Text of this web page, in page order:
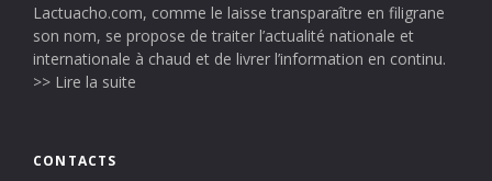
Lactuacho.com, comme le laisse transparaître en filigrane
son nom, se propose de traiter l’actualité nationale et
internationale à chaud et de livrer l’information en continu.
>> Lire la suite
CONTACTS